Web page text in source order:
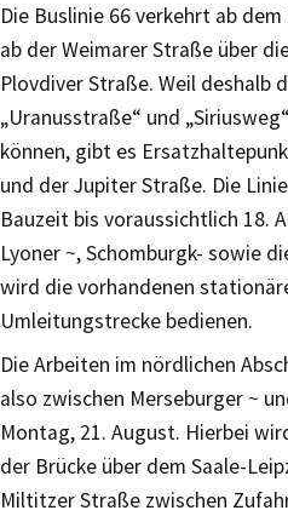
Die Buslinie 66 verkehrt ab
ab der Weimarer Straße über
Plovdiver Straße. Weil deshalb
„Uranusstraße“ und
können, gibt es
und der Jupiter Straße. Die
Bauzeit bis voraussichtlich 18.
Lyoner ~, Schomburgk- sowie
wird die vorhandenen
Umleitungstrecke bedienen.
Die Arbeiten im nördlichen
also zwischen Merseburger ~
Montag, 21. August. Hierbei
der Brücke über dem Saale-
Miltitzer Straße zwischen